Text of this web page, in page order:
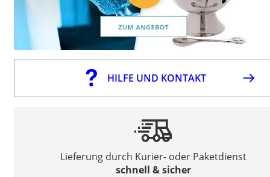
HILFE UND KONTAKT
Lieferung durch Kurier- oder Paketdienst
schnell & sicher